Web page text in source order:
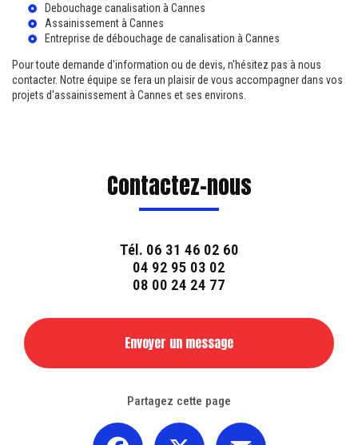
Debouchage canalisation à Cannes
Assainissement à Cannes
Entreprise de débouchage de canalisation à Cannes
Pour toute demande d'information ou de devis, n'hésitez pas à nous
contacter. Notre équipe se fera un plaisir de vous accompagner dans vos
projets d'assainissement à Cannes et ses environs.
Contactez-nous
Tél. 06 31 46 02 60
04 92 95 03 02
08 00 24 24 77
Envoyer un message
Partagez cette page
Facebook